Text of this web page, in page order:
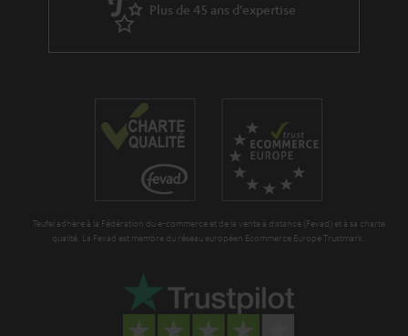
Plus de 45 ans d'expertise
Teufel adhère à la Fédération du e-commerce et de la vente à distance (Fevad) et à sa charte
qualité. La Fevad est membre du réseau européen Ecommerce Europe Trustmark.